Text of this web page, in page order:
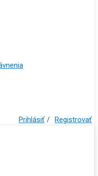
Prihlásiť / Registrovať